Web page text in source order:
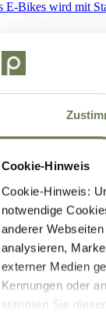
Cookie-Hinweis
Cookie-Hinweis:
notwendige
anderer
analysieren,
externer Medien
Kennungen oder
stimmen Sie